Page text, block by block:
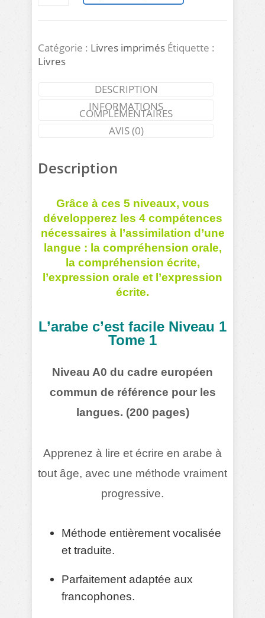
LIVRES
L'ARABE
C'EST
Catégorie : Livres imprimés Étiquette :
Livres
DESCRIPTION
INFORMATIONS
COMPLÉMENTAIRES
AVIS (0)
Description
Grâce à ces 5 niveaux, vous
développerez les 4 compétences
nécessaires à l’assimilation d’une
langue : la compréhension orale,
la compréhension écrite,
l’expression orale et l’expression
écrite.
L’arabe c’est facile Niveau 1
Tome 1
Niveau A0 du cadre européen
commun de référence pour les
langues. (200 pages)
Apprenez à lire et écrire en arabe à
tout âge, avec une méthode vraiment
progressive.
Méthode entièrement vocalisée
et traduite.
Parfaitement adaptée aux
francophones.